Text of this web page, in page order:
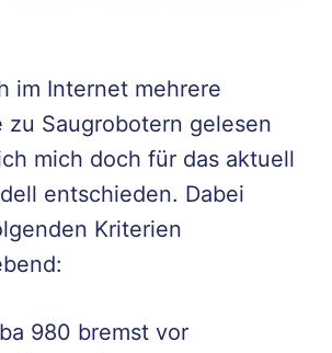
im Internet mehrere
zu Saugrobotern gelesen
mich doch für das aktuell
entschieden. Dabei
Kriterien
980 bremst vor